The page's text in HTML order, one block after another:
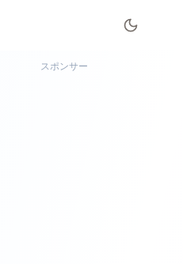
スポンサー